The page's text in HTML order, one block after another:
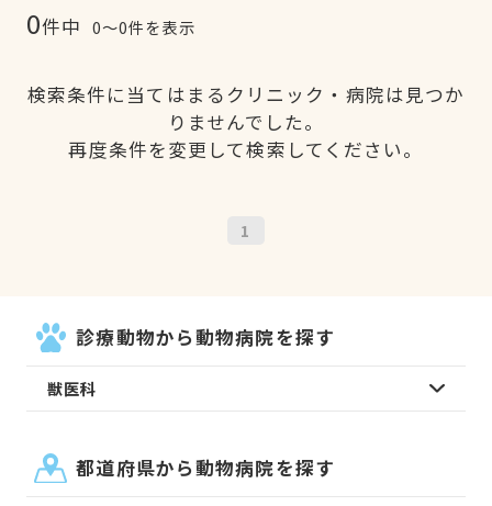
0件中 0〜0件を表示
検索条件に当てはまるクリニック・病院は見つか
りませんでした。
再度条件を変更して検索してください。
1
診療動物から動物病院を探す
獣医科
都道府県から動物病院を探す